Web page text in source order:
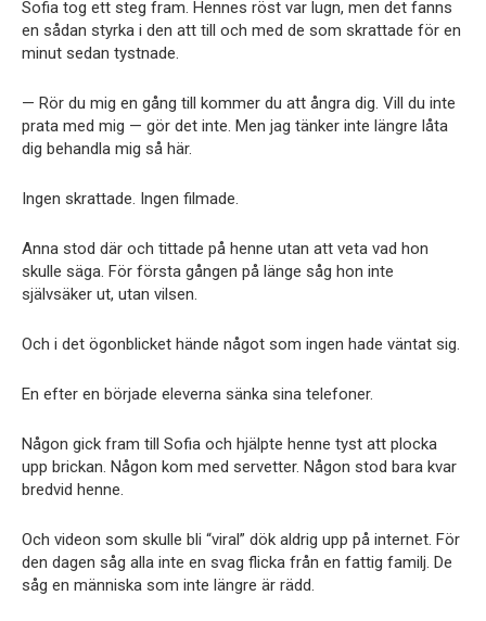
Sofia tog ett steg fram. Hennes röst var lugn, men det fanns
en sådan styrka i den att till och med de som skrattade för en
minut sedan tystnade.
— Rör du mig en gång till kommer du att ångra dig. Vill du inte
prata med mig — gör det inte. Men jag tänker inte längre låta
dig behandla mig så här.
Ingen skrattade. Ingen filmade.
Anna stod där och tittade på henne utan att veta vad hon
skulle säga. För första gången på länge såg hon inte
självsäker ut, utan vilsen.
Och i det ögonblicket hände något som ingen hade väntat sig.
En efter en började eleverna sänka sina telefoner.
Någon gick fram till Sofia och hjälpte henne tyst att plocka
upp brickan. Någon kom med servetter. Någon stod bara kvar
bredvid henne.
Och videon som skulle bli “viral” dök aldrig upp på internet. För
den dagen såg alla inte en svag flicka från en fattig familj. De
såg en människa som inte längre är rädd.